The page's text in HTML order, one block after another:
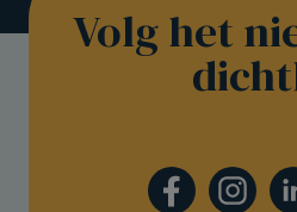
Volg het